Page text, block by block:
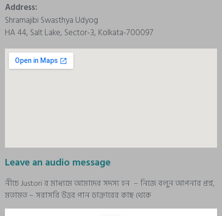
Address:
Shramajibi Swasthya Udyog
HA 44, Salt Lake, Sector-3, Kolkata-700097
Leave an audio message
নীচে Justori র মাধ্যমে আমাদের সদস্য হন – নিজে বলুন আপনার প্রশ্ন,
মতামত – সরাসরি উত্তর পান ডাক্তারের কাছ থেকে